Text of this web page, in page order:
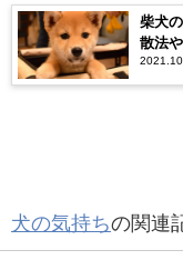
柴犬
散法
犬の気持ちの関連